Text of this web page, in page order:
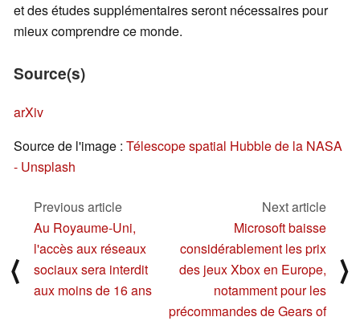
et des études supplémentaires seront nécessaires pour
mieux comprendre ce monde.
Source(s)
arXiv
Source de l'image : Télescope spatial Hubble de la NASA
- Unsplash
⟨
Previous article
Au Royaume-Uni,
l'accès aux réseaux
sociaux sera interdit
aux moins de 16 ans
Next article
Microsoft baisse
considérablement les prix
des jeux Xbox en Europe,
notamment pour les
précommandes de Gears of
⟩